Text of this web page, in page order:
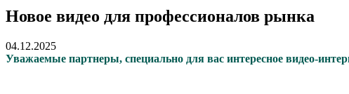
Новое видео для профессионалов рынка
04.12.2025
Уважаемые партнеры, специально для вас интересное видео-